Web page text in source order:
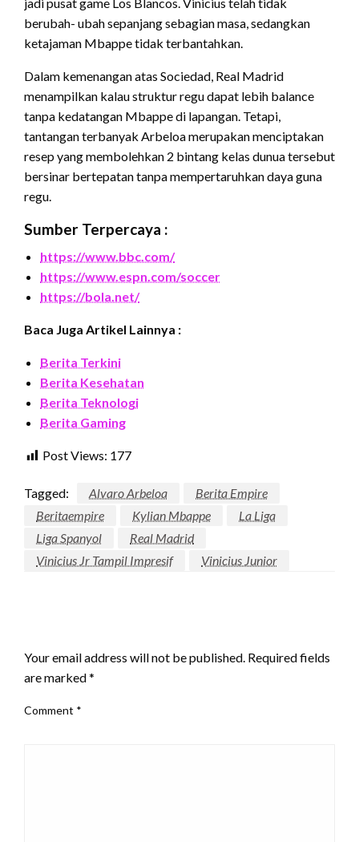
jadi pusat game Los Blancos. Vinicius telah tidak
berubah- ubah sepanjang sebagian masa, sedangkan
ketajaman Mbappe tidak terbantahkan.
Dalam kemenangan atas Sociedad, Real Madrid
menampilkan kalau struktur regu dapat lebih balance
tanpa kedatangan Mbappe di lapangan. Tetapi,
tantangan terbanyak Arbeloa merupakan menciptakan
resep yang membolehkan 2 bintang kelas dunua tersebut
bersinar bertepatan tanpa mempertaruhkan daya guna
regu.
Sumber Terpercaya :
https://www.bbc.com/
https://www.espn.com/soccer
https://bola.net/
Baca Juga Artikel Lainnya :
Berita Terkini
Berita Kesehatan
Berita Teknologi
Berita Gaming
Post Views: 177
Tagged: Alvaro Arbeloa
Berita Empire
Beritaempire
Kylian Mbappe
La Liga
Liga Spanyol
Real Madrid
Vinicius Jr Tampil Impresif
Vinicius Junior
Your email address will not be published. Required fields
are marked*
Comment *